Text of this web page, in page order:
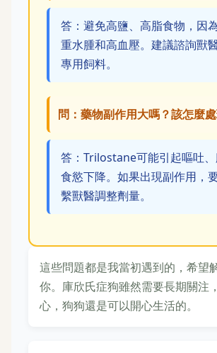
答：避免高鹽、高脂食物，因
重水腫和高血壓。建議諮詢獸
專用飼料。
問：藥物副作用大嗎？該怎麼
答：Trilostane可能引起嘔吐
食慾下降。如果出現副作用，
繫獸醫調整劑量。
這些問題都是我當初遇到的，希望
你。庫欣氏症狗雖然需要長期關注
心，狗狗還是可以開心生活的。